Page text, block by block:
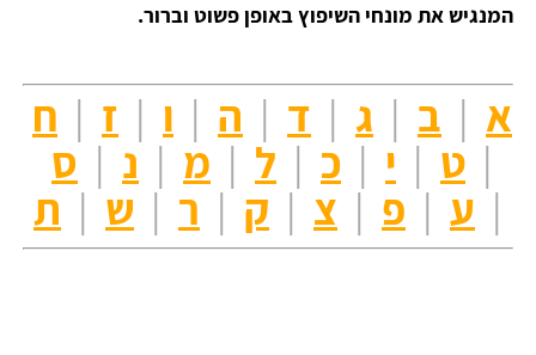
המנגיש את מונחי השיפוץ באופן פשוט וברור.
א | ב | ג | ד | ה | ו | ז | ח
| ט | י | כ | ל | מ | נ | ס
| ע | פ | צ | ק | ר | ש | ת